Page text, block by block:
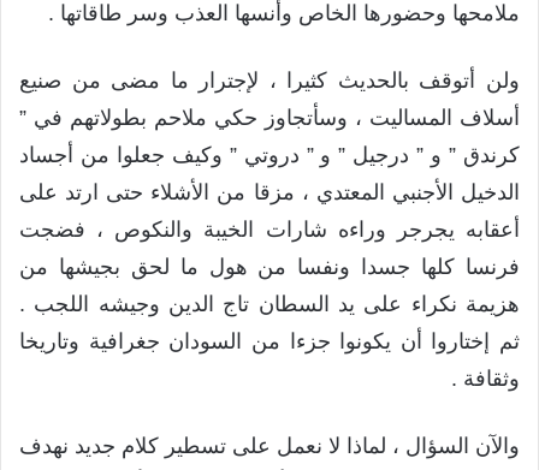
ملامحها وحضورها الخاص وأنسها العذب وسر طاقاتها .
ولن أتوقف بالحديث كثيرا ، لإجترار ما مضى من صنيع
أسلاف المساليت ، وسأتجاوز حكي ملاحم بطولاتهم في ”
كرندق ” و ” درجيل ” و ” دروتي ” وكيف جعلوا من أجساد
الدخيل الأجنبي المعتدي ، مزقا من الأشلاء حتى ارتد على
أعقابه يجرجر وراءه شارات الخيبة والنكوص ، فضجت
فرنسا كلها جسدا ونفسا من هول ما لحق بجيشها من
هزيمة نكراء على يد السطان تاج الدين وجيشه اللجب .
ثم إختاروا أن يكونوا جزءا من السودان جغرافية وتاريخا
وثقافة .
والآن السؤال ، لماذا لا نعمل على تسطير كلام جديد نهدف